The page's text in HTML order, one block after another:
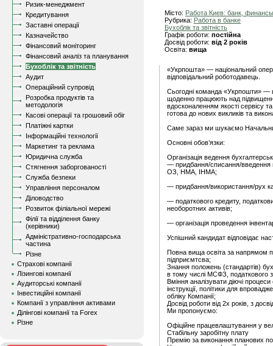
Ризик-менеджмент
Кредитування
Заставні операції
Казначейство
Фінансовий моніторинг
Фінансовий аналіз та планування
Бухоблік та звітність
Аудит
Операційний супровід
Розробка продуктів та
методологія
Касові операції та грошовий обіг
Платіжні картки
Інформаційні технології
Маркетинг та реклама
Юридична служба
Стягнення заборгованості
Служба безпеки
Управління персоналом
Діловодство
Розвиток філіальної мережі
Філії та відділення банку
(керівники)
Адміністративно-господарська
частина
Різне
Страхові компанії
Лізингові компанії
Аудиторські компанії
Інвестиційні компанії
Компанії з управління активами
Ділінгові компанії та Forex
Різне
Місто: Работа Киев: банк, финансы
Рубрика: Работа в банке
Бухоблік та звітність
Графік роботи: постійна
Досвід роботи: від 2 років
Освіта: вища
«Укрпошта» — національний
відповідальний роботодавець.
Сьогодні команда «Укрпошти» —
щоденно працюють над
вдосконаленням якості сервісу
готова до нових викликів та
Саме зараз ми шукаємо
Основні обов’язки:
Організація ведення
— придбання/списання/введення
ОЗ, НМА, ІНМА;
— придбання/використання/рух
— податкового кредиту,
необоротних активів;
— організація проведення
Успішний кандидат відповідає
Повна вища освіта за напрямом
підприємтсва;
Знання положень (стандартів)
в тому числі МСФЗ, податкового
Вміння аналізувати діючі
інструкції, політики для
обліку Компанії;
Досвід роботи від 2х років, з
Ми пропонуємо:
Офіційне працевлаштування у
Стабільну заробітну плату
Премію за виконання планових